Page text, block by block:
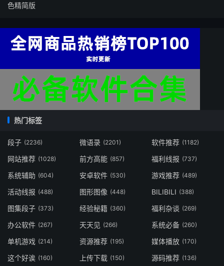
色精简版
热门标签
段子 (2236) 微语录 (2201) 软件推荐 (1182)
网站推荐 (1028) 前方高能 (857) 福利线报 (737)
系统辅助 (604) 安卓软件 (530) 游戏推荐 (489)
活动线报 (488) 图形图像 (448) BILIBILI (388)
图集段子 (373) 经验秘籍 (360) 福利杂谈 (269)
办公软件 (267) 天天见 (266) 系统必备 (260)
单机游戏 (214) 资源推荐 (195) 媒体播放 (170)
这个好诶 (160) 上传下载 (150) 源码推荐 (136)